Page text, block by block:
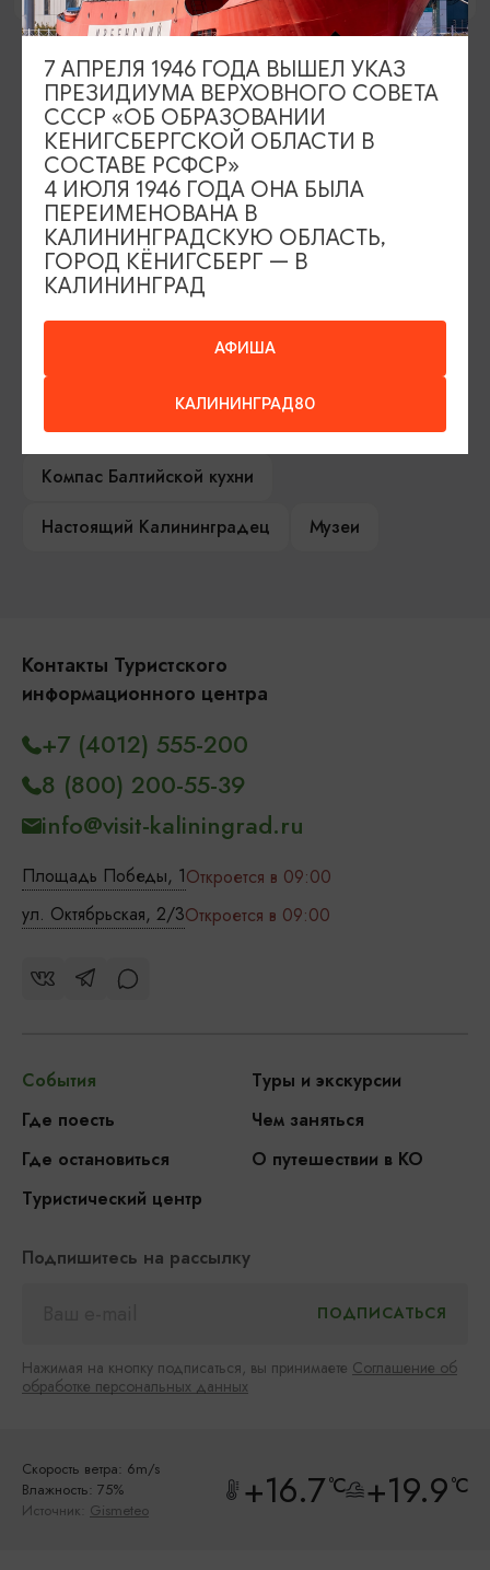
ИЩИТЕ ТАКЖЕ НА НАШЕМ САЙТЕ
Серебряное ожерелье
Электронная виза
Туры и экскурсии
Афиша мероприятий
Сувениры
Гостевая книга
Гиды и экскурсоводы
Достопримечательности
Рестораны
Гостиницы
Как доехать
Компас Балтийской кухни
Настоящий Калининградец
Музеи
Контакты Туристского
информационного центра
Площадь Победы, 1Откроется в 09:00
ул. Октябрьская, 2/3Откроется в 09:00
+7 (4012) 555-200
8 (800) 200-55-39
info@visit-kaliningrad.ru
События
Туры и экскурсии
Где поесть
Чем заняться
Где остановиться
О путешествии в КО
Туристический центр
Подпишитесь на рассылку
Нажимая на кнопку подписаться, вы принимаете Соглашение об
обработке персональных данных
Скорость ветра: 6m/s
Влажность: 75%
Источник: Gismeteo +16.7°C +19.9°C
АФИША
КАЛИНИНГРАД80
7 АПРЕЛЯ 1946 ГОДА ВЫШЕЛ УКАЗ
ПРЕЗИДИУМА ВЕРХОВНОГО СОВЕТА
СССР «ОБ ОБРАЗОВАНИИ
КЕНИГСБЕРГСКОЙ ОБЛАСТИ В
СОСТАВЕ РСФСР»
4 ИЮЛЯ 1946 ГОДА ОНА БЫЛА
ПЕРЕИМЕНОВАНА В
КАЛИНИНГРАДСКУЮ ОБЛАСТЬ,
ГОРОД КЁНИГСБЕРГ — В
КАЛИНИНГРАД